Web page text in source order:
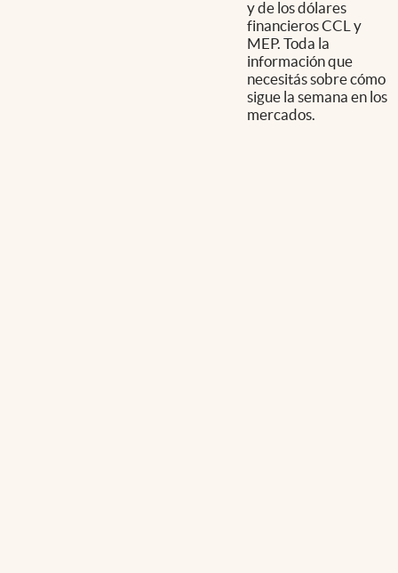
y de los dólares
financieros CCL y
MEP. Toda la
información que
necesitás sobre cómo
sigue la semana en los
mercados.